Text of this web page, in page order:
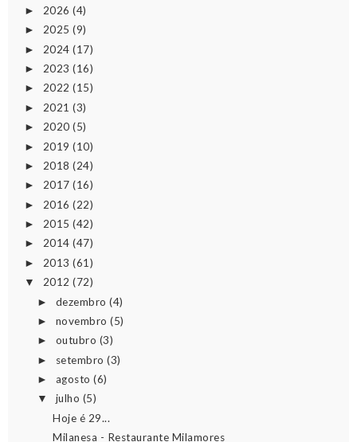
► 2026 (4)
► 2025 (9)
► 2024 (17)
► 2023 (16)
► 2022 (15)
► 2021 (3)
► 2020 (5)
► 2019 (10)
► 2018 (24)
► 2017 (16)
► 2016 (22)
► 2015 (42)
► 2014 (47)
► 2013 (61)
▼ 2012 (72)
► dezembro(4)
► novembro(5)
► outubro (3)
► setembro(3)
► agosto(6)
▼ julho (5)
Hoje é 29...
Milanesa - Restaurante Milamores